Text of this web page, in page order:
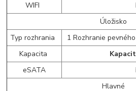
WIFI
Úložisko
Typ rozhrania
1 Rozhranie
Kapacita
eSATA
Hlavné